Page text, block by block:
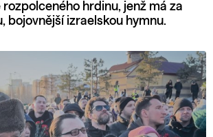
hrdinu, jenž má za
bojovnější izraelskou hymnu.